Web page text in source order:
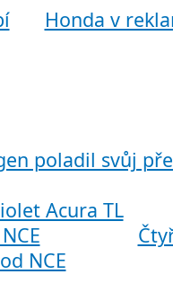
Honda v
poladil svůj
NCE